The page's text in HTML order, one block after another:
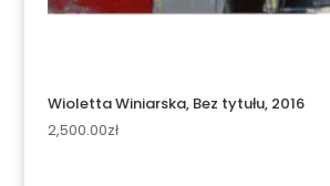
Wioletta Winiarska, Bez tytułu, 2016
2,500.00zł